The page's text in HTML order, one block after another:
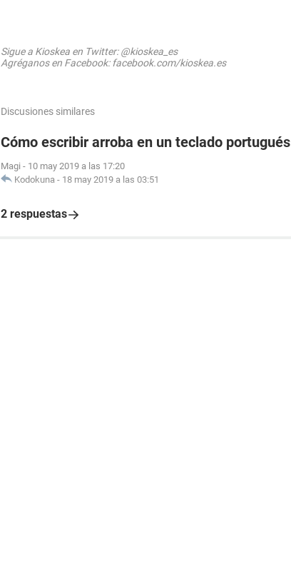
Sigue a Kioskea en Twitter: @kioskea_es
Agréganos en Facebook: facebook.com/kioskea.es
Discusiones similares
Cómo escribir arroba en un teclado portugués
Magi - 10 may 2019 a las 17:20
Kodokuna - 18 may 2019 a las 03:51
2 respuestas